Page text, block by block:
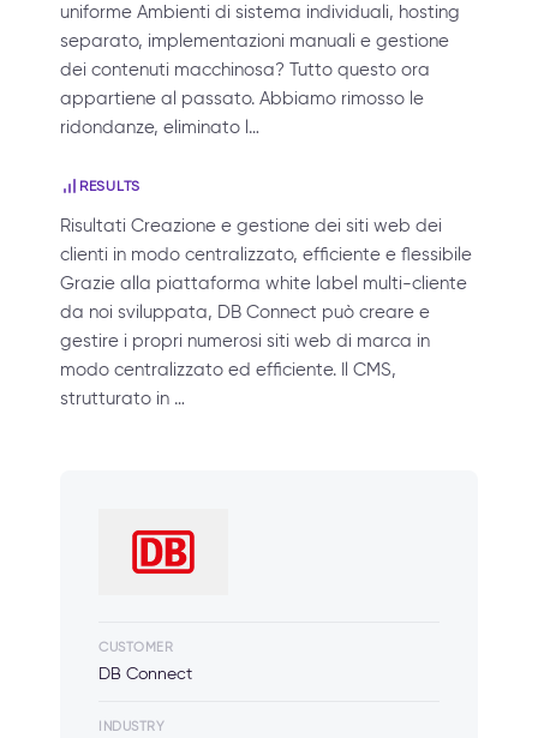
uniforme Ambienti di sistema individuali, hosting
separato, implementazioni manuali e gestione
dei contenuti macchinosa? Tutto questo ora
appartiene al passato. Abbiamo rimosso le
ridondanze, eliminato l…
RESULTS
Risultati Creazione e gestione dei siti web dei
clienti in modo centralizzato, efficiente e flessibile
Grazie alla piattaforma white label multi-cliente
da noi sviluppata, DB Connect può creare e
gestire i propri numerosi siti web di marca in
modo centralizzato ed efficiente. Il CMS,
strutturato in …
CUSTOMER
DB Connect
INDUSTRY